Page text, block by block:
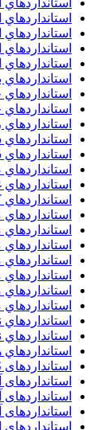
استانداردهاي
استانداردهاي
استانداردهاي
استانداردهای BS